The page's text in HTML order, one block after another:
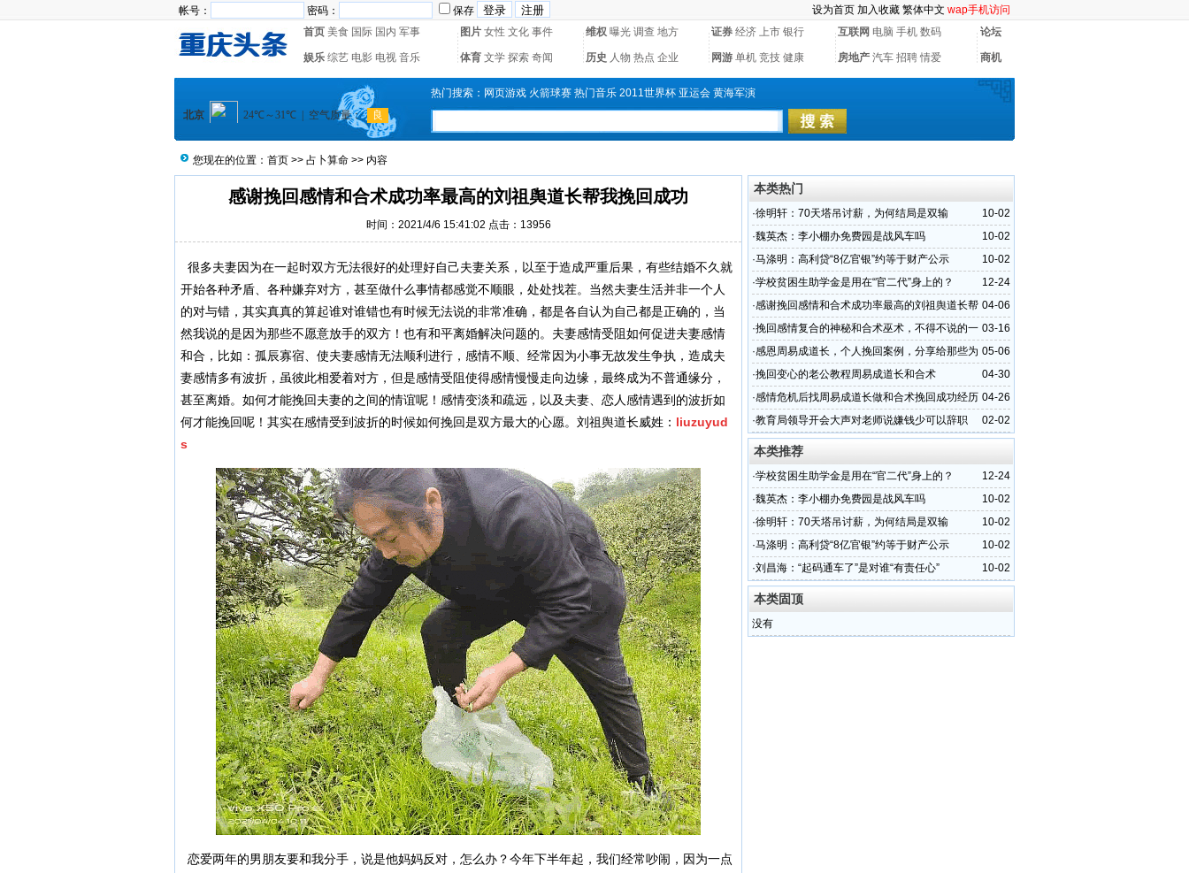
帐号： 密码： 保存 设为首页 加入收藏 繁体中文 wap手机访问
首页 美食 国际 国内 军事 图片 女性 文化 事件 维权 曝光 调查 地方 证券 经济 上市 银行 互联网 电脑 手机 数码 论坛
娱乐 综艺 电影 电视 音乐 体育 文学 探索 奇闻 历史 人物 热点 企业 网游 单机 竞技 健康 房地产 汽车 招聘 情爱 商机
热门搜索： 网页游戏 火箭球赛 热门音乐 2011世界杯 亚运会 黄海军演
您现在的位置： 首页 >> 占卜算命 >> 内容
感谢挽回感情和合术成功率最高的刘祖舆道长帮我挽回成功
时间：2021/4/6 15:41:02 点击：13956
很多夫妻因为在一起时双方无法很好的处理好自己夫妻关系，以至于造成严重后果，有些结婚不久就
开始各种矛盾、各种嫌弃对方，甚至做什么事情都感觉不顺眼，处处找茬。当然夫妻生活并非一个人
的对与错，其实真真的算起谁对谁错也有时候无法说的非常准确，都是各自认为自己都是正确的，当
然我说的是因为那些不愿意放手的双方！也有和平离婚解决问题的。夫妻感情受阻如何促进夫妻感情
和合，比如：孤辰寡宿、使夫妻感情无法顺利进行，感情不顺、经常因为小事无故发生争执，造成夫
妻感情多有波折，虽彼此相爱着对方，但是感情受阻使得感情慢慢走向边缘，最终成为不普通缘分，
甚至离婚。如何才能挽回夫妻的之间的情谊呢！感情变淡和疏远，以及夫妻、恋人感情遇到的波折如
何才能挽回呢！其实在感情受到波折的时候如何挽回是双方最大的心愿。刘祖舆道长威姓： liuzuyud
s
恋爱两年的男朋友要和我分手，说是他妈妈反对，怎么办？今年下半年起，我们经常吵闹，因为一点
本类热门
10-02
·徐明轩：70天塔吊讨薪，为何结局是双输
10-02
·魏英杰：李小棚办免费园是战风车吗
10-02
·马涤明：高利贷“8亿官银”约等于财产公示
12-24
·学校贫困生助学金是用在“官二代”身上的？
04-06
·感谢挽回感情和合术成功率最高的刘祖舆道长帮
我挽回成功
03-16
·挽回感情复合的神秘和合术巫术，不得不说的一
些事儿
05-06
·感恩周易成道长，个人挽回案例，分享给那些为
感情烦恼的人
04-30
·挽回变心的老公教程周易成道长和合术
04-26
·感情危机后找周易成道长做和合术挽回成功经历
02-02
·教育局领导开会大声对老师说嫌钱少可以辞职
本类推荐
12-24
·学校贫困生助学金是用在“官二代”身上的？
10-02
·魏英杰：李小棚办免费园是战风车吗
10-02
·徐明轩：70天塔吊讨薪，为何结局是双输
10-02
·马涤明：高利贷“8亿官银”约等于财产公示
10-02
·刘昌海：“起码通车了”是对谁“有责任心”
本类固顶
没有